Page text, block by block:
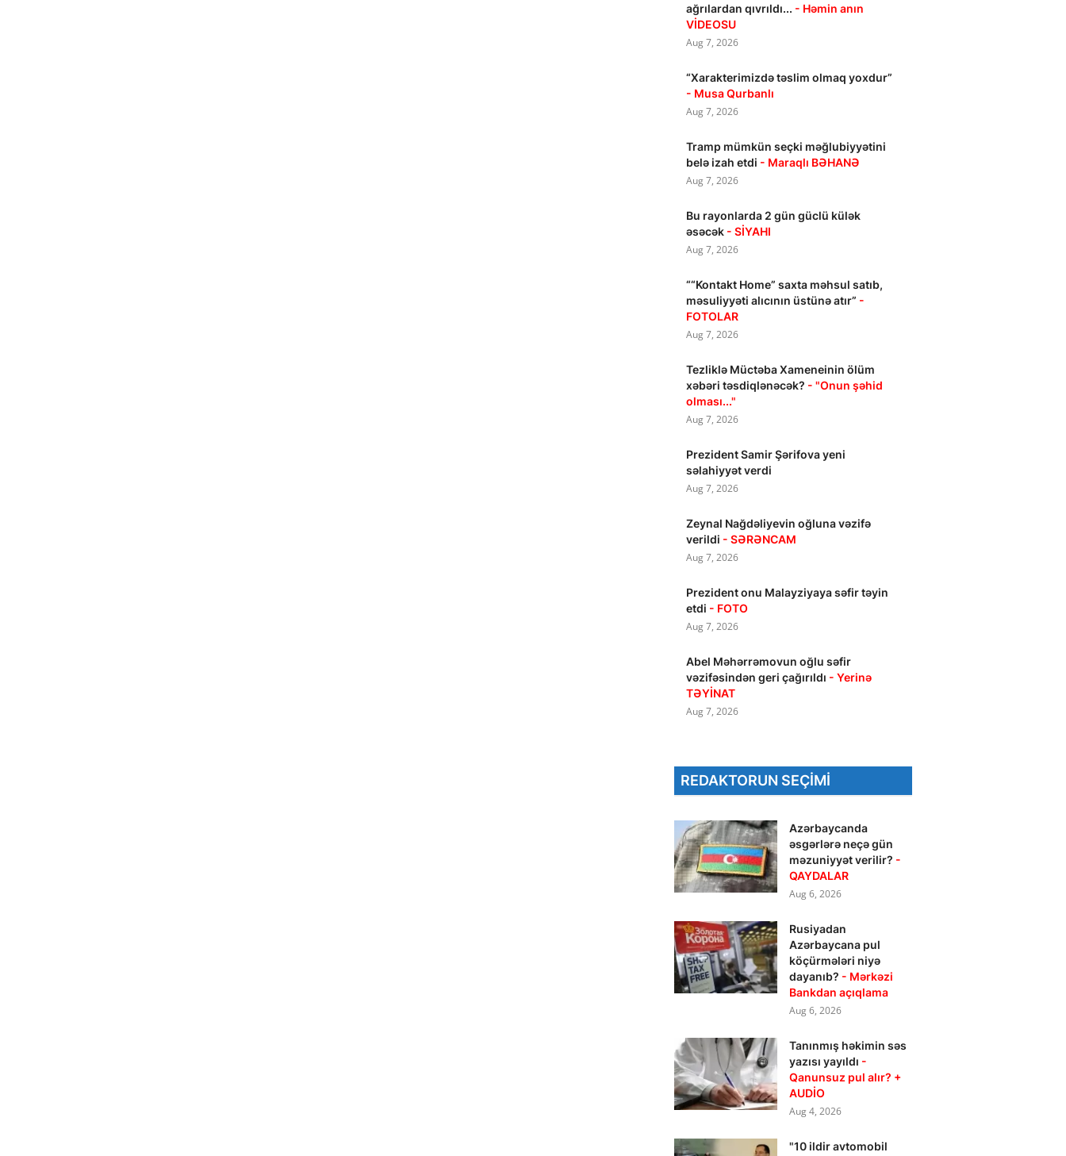
ağrılardan qıvrıldı... - Həmin anın
VİDEOSU
Aug 7, 2026
“Xarakterimizdə təslim olmaq yoxdur”
- Musa Qurbanlı
Aug 7, 2026
Tramp mümkün seçki məğlubiyyətini
belə izah etdi - Maraqlı BƏHANƏ
Aug 7, 2026
Bu rayonlarda 2 gün güclü külək
əsəcək - SİYAHI
Aug 7, 2026
““Kontakt Home” saxta məhsul satıb,
məsuliyyəti alıcının üstünə atır” -
FOTOLAR
Aug 7, 2026
Tezliklə Müctəba Xameneinin ölüm
xəbəri təsdiqlənəcək? - "Onun şəhid
olması..."
Aug 7, 2026
Prezident Samir Şərifova yeni
səlahiyyət verdi
Aug 7, 2026
Zeynal Nağdəliyevin oğluna vəzifə
verildi - SƏRƏNCAM
Aug 7, 2026
Prezident onu Malayziyaya səfir təyin
etdi - FOTO
Aug 7, 2026
Abel Məhərrəmovun oğlu səfir
vəzifəsindən geri çağırıldı - Yerinə
TƏYİNAT
Aug 7, 2026
REDAKTORUN SEÇIMI
Azərbaycanda
əsgərlərə neçə gün
məzuniyyət verilir? -
QAYDALAR
Aug 6, 2026
Rusiyadan
Azərbaycana pul
köçürmələri niyə
dayanıb? - Mərkəzi
Bankdan açıqlama
Aug 6, 2026
Tanınmış həkimin səs
yazısı yayıldı -
Qanunsuz pul alır? +
AUDİO
Aug 4, 2026
"10 ildir avtomobil